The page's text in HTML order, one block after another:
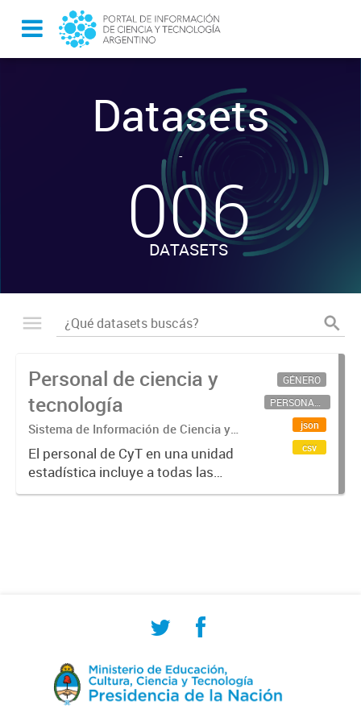
Datasets
-
006
DATASETS
Personal de ciencia y
tecnología
Sistema de Información de Ciencia y
Tecnología Argentino (SICYTAR)
El personal de CyT en una unidad
estadística incluye a todas las
personas involucradas
GÉNERO
PERSONAL CIENTÍFICO-TECNOLÓGICO
json
csv